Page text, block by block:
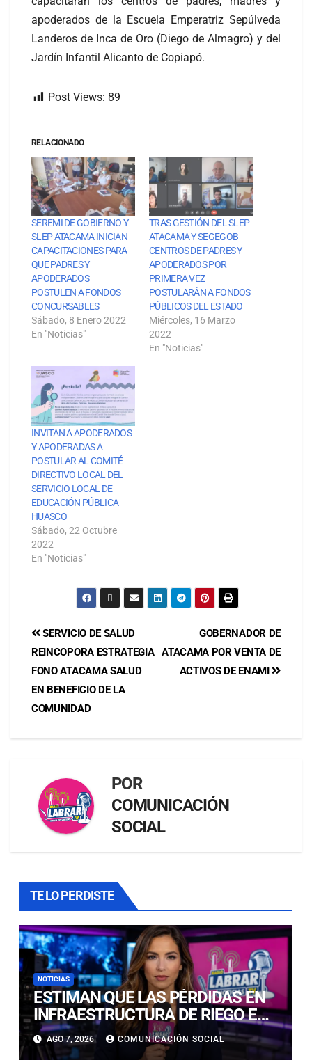
apoderados de la Escuela Emperatriz Sepúlveda
Landeros de Inca de Oro (Diego de Almagro) y del
Jardín Infantil Alicanto de Copiapó.
Post Views: 89
RELACIONADO
SEREMI DE GOBIERNO Y
SLEP ATACAMA INICIAN
CAPACITACIONES PARA
QUE PADRES Y
APODERADOS
POSTULEN A FONDOS
CONCURSABLES
Sábado, 8 Enero 2022
En "Noticias"
TRAS GESTIÓN DEL SLEP
ATACAMA Y SEGEGOB
CENTROS DE PADRES Y
APODERADOS POR
PRIMERA VEZ
POSTULARÁN A FONDOS
PÚBLICOS DEL ESTADO
Miércoles, 16 Marzo
2022
En "Noticias"
INVITAN A APODERADOS
Y APODERADAS A
POSTULAR AL COMITÉ
DIRECTIVO LOCAL DEL
SERVICIO LOCAL DE
EDUCACIÓN PÚBLICA
HUASCO
Sábado, 22 Octubre
2022
En "Noticias"
GOBERNADOR DE
ATACAMA POR VENTA DE
ACTIVOS DE ENAMI
SERVICIO DE SALUD
REINCOPORA ESTRATEGIA
FONO ATACAMA SALUD
EN BENEFICIO DE LA
COMUNIDAD
POR
COMUNICACIÓN
SOCIAL
TE LO PERDISTE
NOTICIAS
ESTIMAN QUE LAS PÉRDIDAS EN
INFRAESTRUCTURA DE RIEGO EN
LA CUENCA DEL HUASCO SON
MILLONARIAS
AGO 7, 2026 COMUNICACIÓN SOCIAL